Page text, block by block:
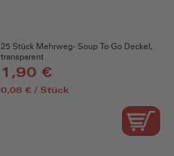
25 Stück Mehrweg- Soup To Go Deckel,
transparent
1,90 €
0,08 € / Stück